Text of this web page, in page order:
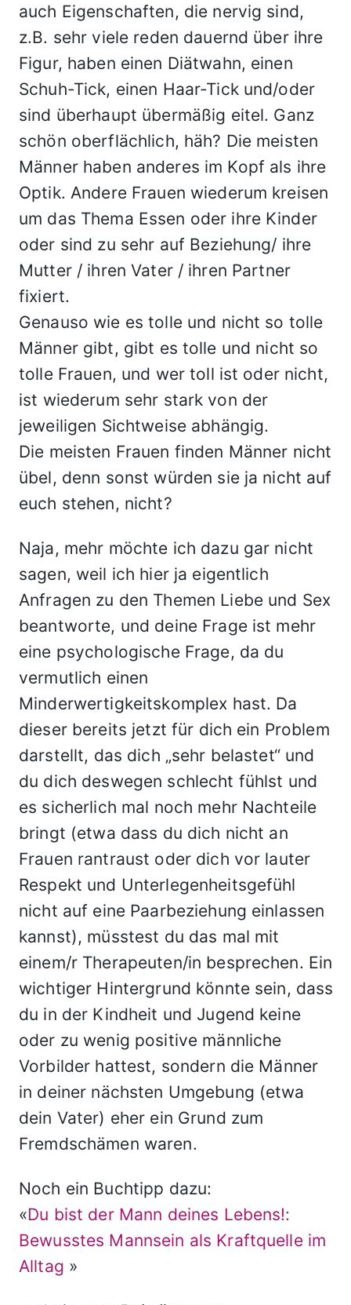
auch Eigenschaften, die nervig sind,
z.B. sehr viele reden dauernd über ihre
Figur, haben einen Diätwahn, einen
Schuh-Tick, einen Haar-Tick und/oder
sind überhaupt übermäßig eitel. Ganz
schön oberflächlich, häh? Die meisten
Männer haben anderes im Kopf als ihre
Optik. Andere Frauen wiederum kreisen
um das Thema Essen oder ihre Kinder
oder sind zu sehr auf Beziehung/ ihre
Mutter / ihren Vater / ihren Partner
fixiert.
Genauso wie es tolle und nicht so tolle
Männer gibt, gibt es tolle und nicht so
tolle Frauen, und wer toll ist oder nicht,
ist wiederum sehr stark von der
jeweiligen Sichtweise abhängig.
Die meisten Frauen finden Männer nicht
übel, denn sonst würden sie ja nicht auf
euch stehen, nicht?
Naja, mehr möchte ich dazu gar nicht
sagen, weil ich hier ja eigentlich
Anfragen zu den Themen Liebe und Sex
beantworte, und deine Frage ist mehr
eine psychologische Frage, da du
vermutlich einen
Minderwertigkeitskomplex hast. Da
dieser bereits jetzt für dich ein Problem
darstellt, das dich „sehr belastet“ und
du dich deswegen schlecht fühlst und
es sicherlich mal noch mehr Nachteile
bringt (etwa dass du dich nicht an
Frauen rantraust oder dich vor lauter
Respekt und Unterlegenheitsgefühl
nicht auf eine Paarbeziehung einlassen
kannst), müsstest du das mal mit
einem/r Therapeuten/in besprechen. Ein
wichtiger Hintergrund könnte sein, dass
du in der Kindheit und Jugend keine
oder zu wenig positive männliche
Vorbilder hattest, sondern die Männer
in deiner nächsten Umgebung (etwa
dein Vater) eher ein Grund zum
Fremdschämen waren.
Noch ein Buchtipp dazu:
«Du bist der Mann deines Lebens!:
Bewusstes Mannsein als Kraftquelle im
Alltag »